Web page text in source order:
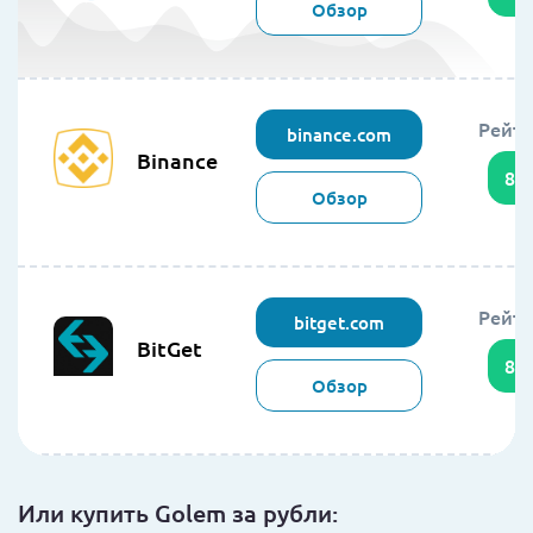
Обзор
Binance
binance.com
Обзор
86
BitGet
bitget.com
Обзор
85
Или купить Golem за рубли: